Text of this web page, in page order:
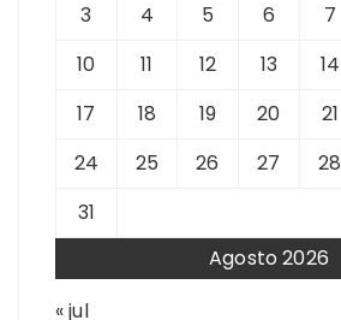
Agosto 2026
3
4 5 6 7
10
11 12 13 14
17
18 19 20 21
24
25 26 27 28
31
« jul